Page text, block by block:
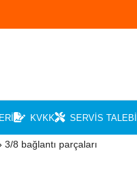
KVKK SERVIS TALEBI
3/8 bağlantı parçaları